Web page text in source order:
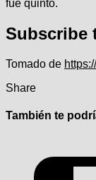
fue quinto.
Subscribe
Tomado de
Share
También te